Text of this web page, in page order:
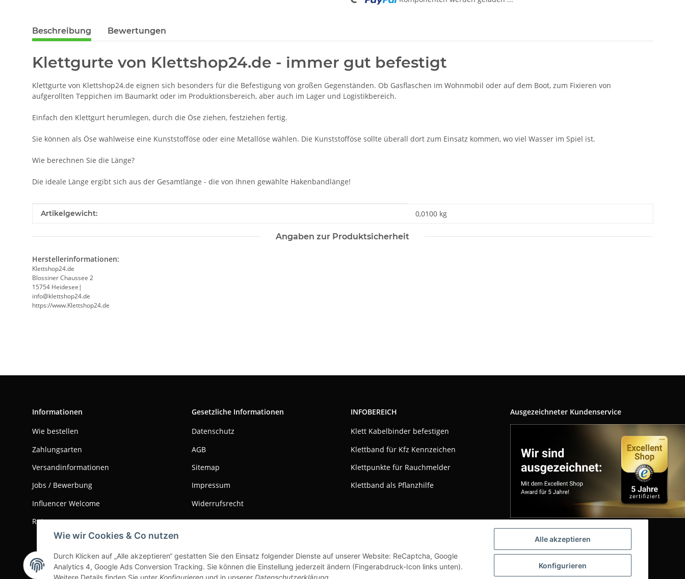
Alle akzeptieren
Konfigurieren
Wie wir Cookies & Co nutzen
Durch Klicken auf „Alle akzeptieren“ gestatten Sie den Einsatz folgender Dienste auf unserer Website: ReCaptcha, Google
Analytics 4, Google Ads Conversion Tracking. Sie können die Einstellung jederzeit ändern (Fingerabdruck-Icon links unten).
Beschreibung Bewertungen
Klettgurte von Klettshop24.de - immer gut befestigt
Klettgurte von Klettshop24.de eignen sich besonders für die Befestigung von großen Gegenständen. Ob Gasflaschen im Wohnmobil oder auf dem Boot, zum Fixieren von
aufgerollten Teppichen im Baumarkt oder im Produktionsbereich, aber auch im Lager und Logistikbereich.
Einfach den Klettgurt herumlegen, durch die Öse ziehen, festziehen fertig.
Sie können als Öse wahlweise eine Kunststofföse oder eine Metallöse wählen. Die Kunststofföse sollte überall dort zum Einsatz kommen, wo viel Wasser im Spiel ist.
Wie berechnen Sie die Länge?
Die ideale Länge ergibt sich aus der Gesamtlänge - die von Ihnen gewählte Hakenbandlänge!
Produkteigenschaft
Wert
Artikelgewicht: 0,0100 kg
Angaben zur Produktsicherheit
Herstellerinformationen:
Klettshop24.de
Blossiner Chaussee 2
15754 Heidesee|
info@klettshop24.de
https://www.Klettshop24.de
Informationen
Wie bestellen
Zahlungsarten
Versandinformationen
Jobs / Bewerbung
Influencer Welcome
Retouren
Gesetzliche Informationen
Datenschutz
AGB
Sitemap
Impressum
Widerrufsrecht
INFOBEREICH
Klett Kabelbinder befestigen
Klettband für Kfz Kennzeichen
Klettpunkte für Rauchmelder
Klettband als Pflanzhilfe
Ausgezeichneter Kundenservice
Vertrag widerrufen